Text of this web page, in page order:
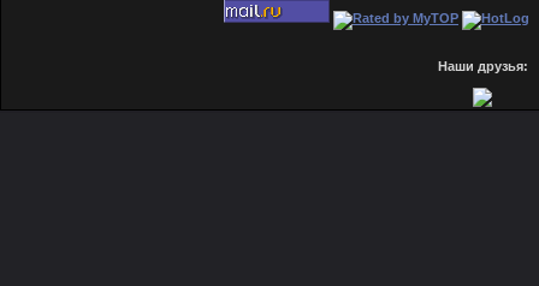
Наши друзья: